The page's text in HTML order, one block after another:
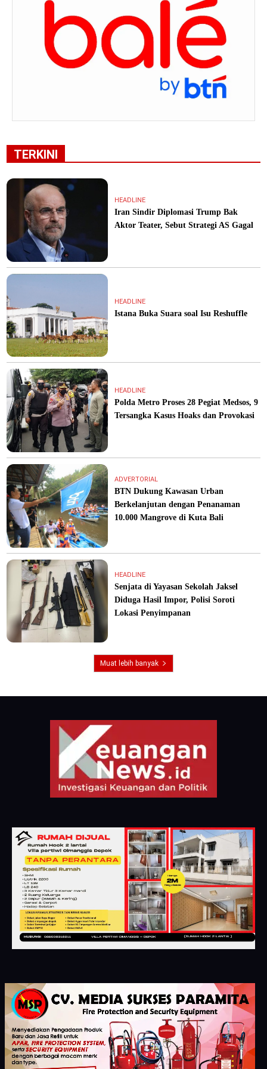
TERKINI
HEADLINE
Iran Sindir Diplomasi Trump Bak
Aktor Teater, Sebut Strategi AS Gagal
HEADLINE
Istana Buka Suara soal Isu Reshuffle
HEADLINE
Polda Metro Proses 28 Pegiat Medsos, 9
Tersangka Kasus Hoaks dan Provokasi
ADVERTORIAL
BTN Dukung Kawasan Urban
Berkelanjutan dengan Penanaman
10.000 Mangrove di Kuta Bali
HEADLINE
Senjata di Yayasan Sekolah Jaksel
Diduga Hasil Impor, Polisi Soroti
Lokasi Penyimpanan
Muat lebih banyak